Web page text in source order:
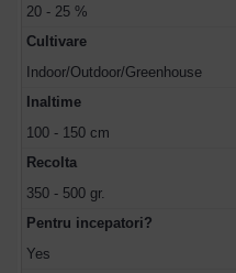
20 - 25 %
Cultivare
Indoor/Outdoor/Greenhouse
Inaltime
100 - 150 cm
Recolta
350 - 500 gr.
Pentru incepatori?
Yes